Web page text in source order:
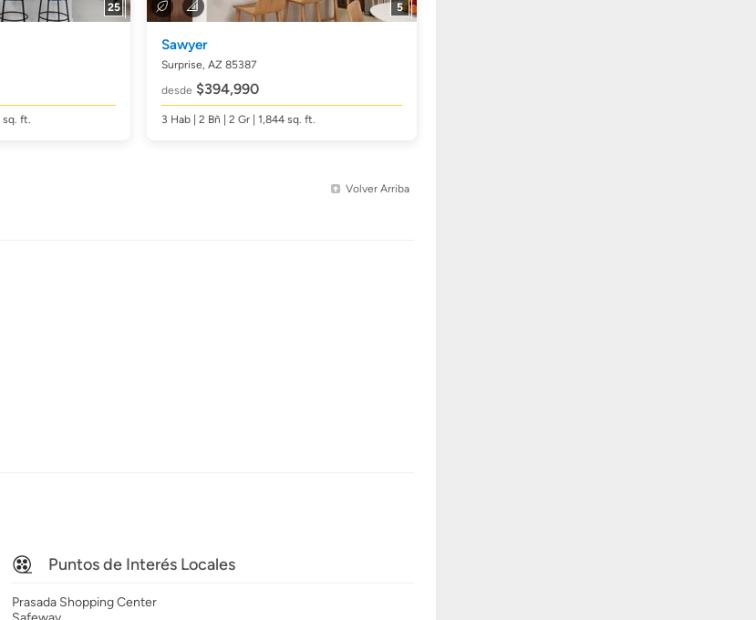
25
sq. ft.
5
Sawyer
Surprise, AZ 85387
desde $394,990
3 Hab| 2 Bñ | 2 Gr | 1,844 sq. ft.
Volver Arriba
Puntos de Interés Locales
Prasada Shopping Center